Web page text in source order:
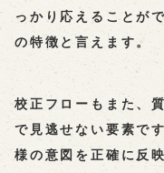
っかり応えることが
の特徴と言えます。
校正フローもまた、
で見逃せない要素で
様の意図を正確に反